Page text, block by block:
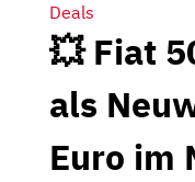
Deals
💥 Fiat
als
Euro im